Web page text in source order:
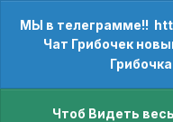
МЫ в телеграмме!!
Чат Грибочек
Чтоб Видеть